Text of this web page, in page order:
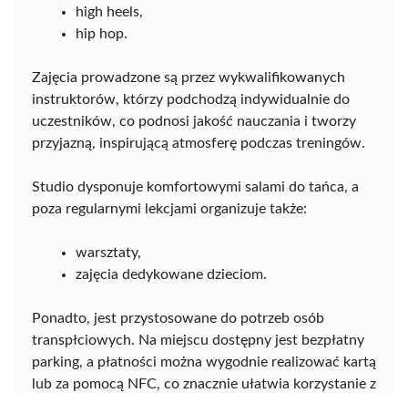
high heels,
hip hop.
Zajęcia prowadzone są przez wykwalifikowanych
instruktorów, którzy podchodzą indywidualnie do
uczestników, co podnosi jakość nauczania i tworzy
przyjazną, inspirującą atmosferę podczas treningów.
Studio dysponuje komfortowymi salami do tańca, a
poza regularnymi lekcjami organizuje także:
warsztaty,
zajęcia dedykowane dzieciom.
Ponadto, jest przystosowane do potrzeb osób
transpłciowych. Na miejscu dostępny jest bezpłatny
parking, a płatności można wygodnie realizować kartą
lub za pomocą NFC, co znacznie ułatwia korzystanie z